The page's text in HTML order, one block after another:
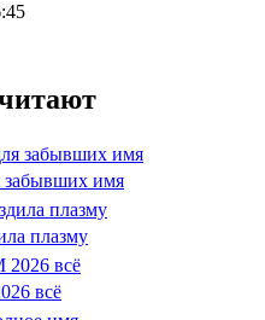
забывших имя
плазму
всё